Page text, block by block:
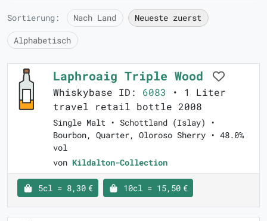
Sortierung: Nach Land
Neueste zuerst
Alphabetisch
Laphroaig Triple Wood
Whiskybase ID: 6083 • 1 Liter
travel retail bottle 2008
Single Malt • Schottland (Islay) •
Bourbon, Quarter, Oloroso Sherry • 48.0%
vol
von Kildalton-Collection
5cl = 8,30 € 10cl = 15,50 €